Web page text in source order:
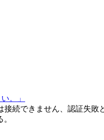
。」
接続できません、認証失